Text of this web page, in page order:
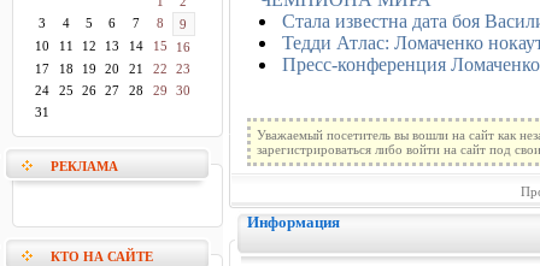
3
4 5 6 7 8
9
10
11 12 13 14 15
16
17
18 19 20 21 22
23
24
25 26 27 28 29
30
31
РЕКЛАМА
КТО НА САЙТЕ
Стала известна дата боя
Тедди Атлас: Ломаченко
Пресс-конференция
Уважаемый посетитель вы вошли на сайт как
зарегистрироваться либо войти на сайт под
Информация